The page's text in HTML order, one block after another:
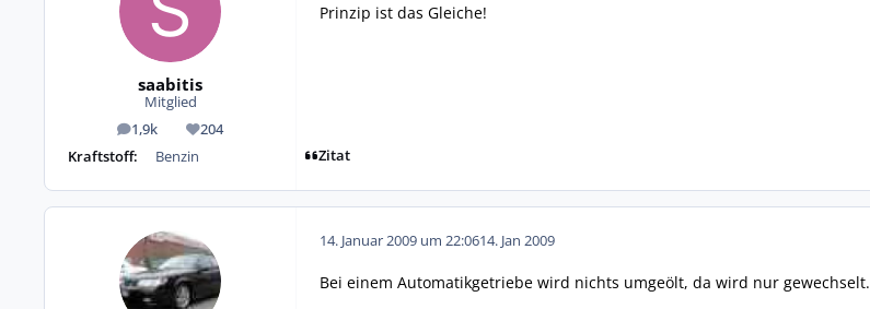
saabitis
Mitglied
1,9k
Beiträge 204
Reputation
Kraftstoff:
Benzin
Prinzip ist das Gleiche!
Zitat
14. Januar 2009 um 22:0614. Jan 2009
Bei einem Automatikgetriebe wird nichts umgeölt, da wird nur gewechselt.